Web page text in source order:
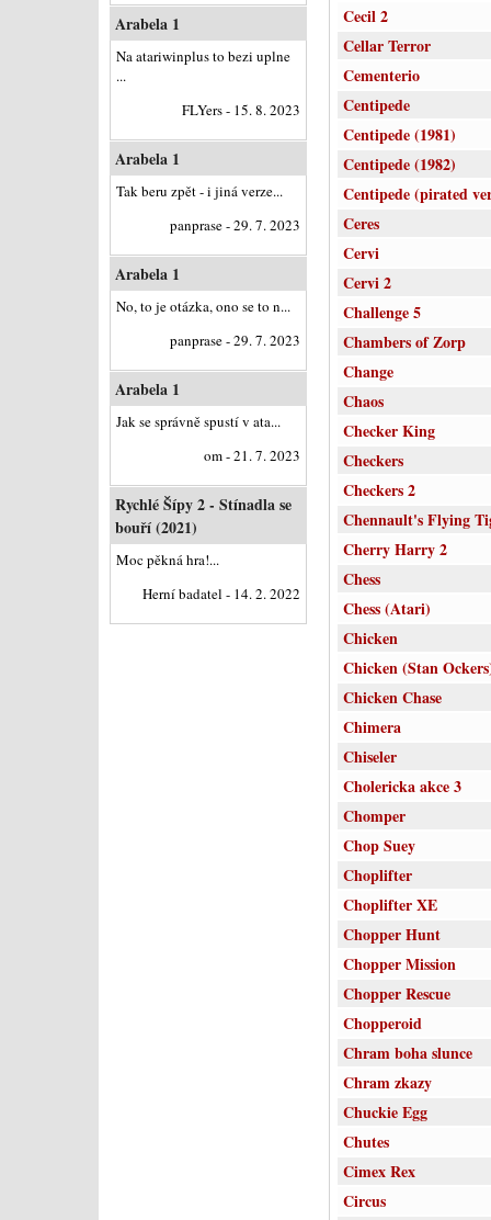
Cecil 2
Cellar Terror
Cementerio
Centipede
Centipede (1981)
Centipede (1982)
Centipede (pirated
Ceres
Cervi
Cervi 2
Challenge 5
Chambers of Zorp
Change
Chaos
Checker King
Checkers
Checkers 2
Chennault's Flying
Cherry Harry 2
Chess
Chess (Atari)
Chicken
Chicken (Stan
Chicken Chase
Chimera
Chiseler
Cholericka akce 3
Chomper
Chop Suey
Choplifter
Choplifter XE
Chopper Hunt
Chopper Mission
Chopper Rescue
Chopperoid
Chram boha slunce
Chram zkazy
Chuckie Egg
Chutes
Cimex Rex
Circus
Arabela 1
Na atariwinplus to bezi uplne
...
FLYers - 15. 8. 2023
Arabela 1
Tak beru zpět - i jiná verze...
panprase - 29. 7. 2023
Arabela 1
No, to je otázka, ono se to n...
panprase - 29. 7. 2023
Arabela 1
Jak se správně spustí v ata...
om - 21. 7. 2023
Rychlé Šípy 2 - Stínadla se
bouří (2021)
Moc pěkná hra!...
Herní badatel - 14. 2. 2022